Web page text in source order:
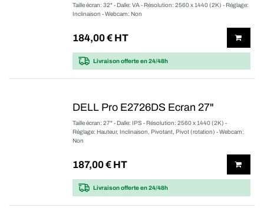
Taille écran: 32" - Dalle: VA - Résolution: 2560 x 1440 (2K) - Réglage:
Inclinaison - Webcam: Non
184,00€ HT
Livraison offerteen 24/48h
DELL Pro E2726DS Ecran 27"
Taille écran: 27" - Dalle: IPS - Résolution: 2560 x 1440 (2K) -
Réglage: Hauteur, Inclinaison, Pivotant, Pivot (rotation) - Webcam:
Non
187,00€ HT
Livraison offerteen 24/48h